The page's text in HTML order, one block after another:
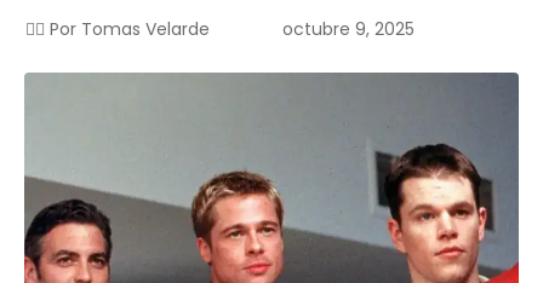
✍🏻 Por Tomas Velarde octubre 9, 2025